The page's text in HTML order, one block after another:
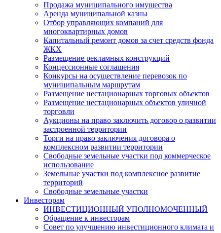
Продажа муниципального имущества
Аренда муниципальной казны
Отбор управляющих компаний для
многоквартирных домов
Капитальный ремонт домов за счет средств фонда
ЖКХ
Размещение рекламных конструкций
Концессионные соглашения
Конкурсы на осуществление перевозок по
муниципальным маршрутам
Размещение нестационарных торговых объектов
Размещение нестационарных объектов уличной
торговли
Аукционы на право заключить договор о развитии
застроенной территории
Торги на право заключения договора о
комплексном развитии территории
Свободные земельные участки под коммерческое
использование
Земельные участки под комплексное развитие
территорий
Свободные земельные участки
Инвесторам
ИНВЕСТИЦИОННЫЙ УПОЛНОМОЧЕННЫЙ
Обращение к инвесторам
Совет по улучшению инвестиционного климата и